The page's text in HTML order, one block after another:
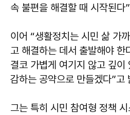
속 불편을 해결할 때 시작된다
이어 “생활정치는 시민 삶 가
고 해결하는 데서 출발해야 한
결코 가볍게 여기지 않고 깊이
감하는 공약으로 만들겠다”고
그는 특히 시민 참여형 정책